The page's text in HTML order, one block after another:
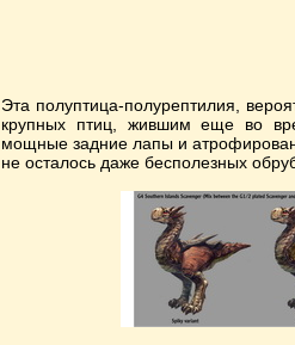
Эта полуптица-полурептилия,
крупных птиц, жившим еще во
мощные задние лапы и
не осталось даже бесполезных